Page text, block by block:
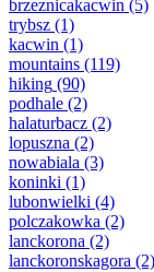
brzeznicakacwin (5)
trybsz (1)
kacwin (1)
mountains (119)
hiking (90)
podhale (2)
halaturbacz (2)
lopuszna (2)
nowabiala (3)
koninki (1)
lubonwielki (4)
polczakowka (2)
lanckorona (2)
lanckoronskagora (2)